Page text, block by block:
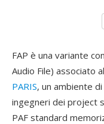
FAP è una variante
Audio File) associato
PARIS, un ambiente
ingegneri dei project
PAF standard